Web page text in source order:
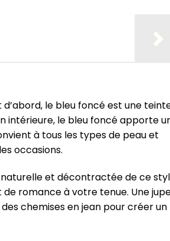
le bleu foncé est une
intérieure, le bleu foncé apporte
à tous les types de peau et
occasions.
et décontractée de ce
romance à votre tenue. Une
chemises en jean pour créer un